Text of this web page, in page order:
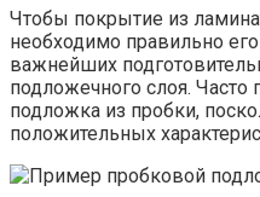
Чтобы покрытие из
необходимо правильно
важнейших
подложечного слоя. Часто
подложка из пробки,
положительных